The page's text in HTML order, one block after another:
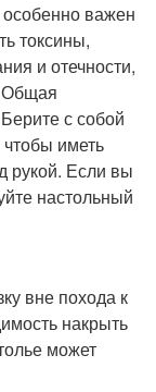
важен
токсины,
и отечности,
Общая
с собой
иметь
рукой. Если вы
настольный
вне похода к
накрыть
может